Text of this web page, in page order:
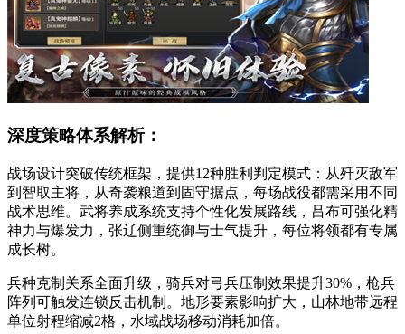
深度策略体系解析：
战场设计突破传统框架，提供12种胜利判定模式：从歼灭敌军
到智取主将，从奇袭粮道到固守据点，每场战役都需采用不同
战术思维。武将养成系统支持个性化发展路线，吕布可强化精
神力与爆发力，张辽侧重统御与士气提升，每位将领都有专属
成长树。
兵种克制关系全面升级，骑兵对弓兵压制效果提升30%，枪兵
阵列可触发连锁反击机制。地形要素影响扩大，山林地带远程
单位射程缩减2格，水域战场移动消耗加倍。